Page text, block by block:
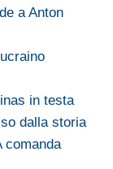
a Anton
in testa
dalla storia
comanda